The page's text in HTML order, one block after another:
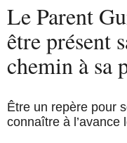
Le Parent
être présent
chemin à sa
Être un repère pour
connaître à l’avance